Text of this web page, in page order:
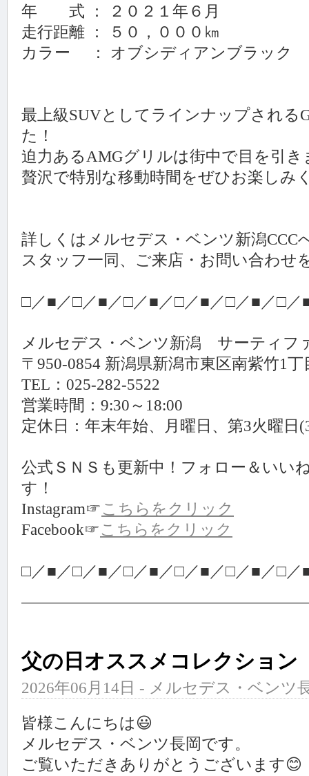
年 式 ： ２０２１年６月
走行距離 ： ５０，０００㎞
カラー ： オブシディアンブラック
最上級SUVとしてラインナップされる
た！
迫力あるAMGグリルは街中で目を引き
贅沢で特別な移動時間をぜひお楽しみ
詳しくはメルセデス・ベンツ新潟CCC
スタッフ一同、ご来店・お問い合わせ
□／■／□／■／□／■／□／■／□／■／□／
メルセデス・ベンツ新潟 サーティフ
〒950-0854 新潟県新潟市東区南紫竹1丁
TEL：025-282-5522
営業時間：9:30～18:00
定休日：年末年始、月曜日、第3火曜日
公式ＳＮＳも更新中！フォロー＆いい
す！
Instagram☞こちらをクリック
Facebook☞こちらをクリック
□／■／□／■／□／■／□／■／□／■／□／
父の日オススメコレクション
2026年06月14日 - メルセデス・ベンツ
皆様こんにちは😃
メルセデス・ベンツ長岡です。
ご覧いただきありがとうございます😊